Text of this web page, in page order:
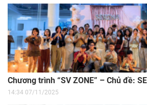
Chương trình “SV ZONE” – Chủ đề:
14:34 07/11/2025